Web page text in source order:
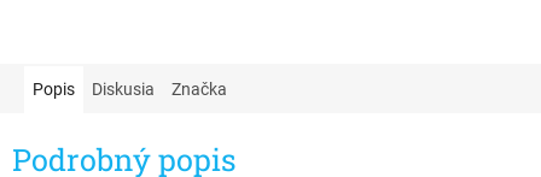
Popis Diskusia Značka
Podrobný popis